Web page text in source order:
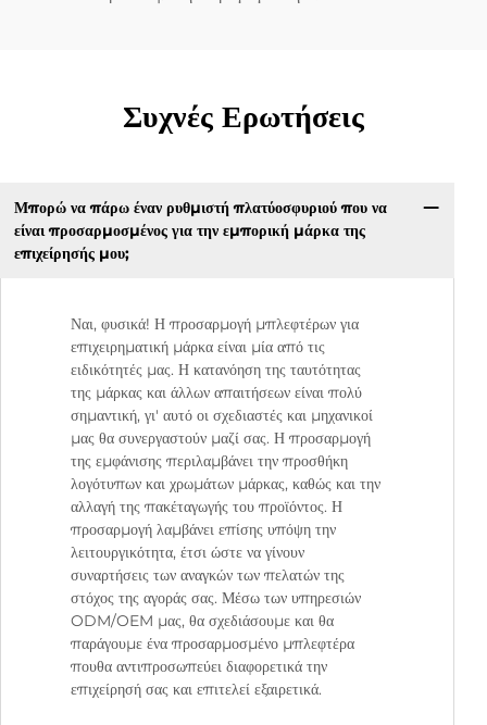
Συχνές Ερωτήσεις
Μπορώ να πάρω έναν ρυθμιστή πλατύοσφυριού που να
είναι προσαρμοσμένος για την εμπορική μάρκα της
επιχείρησής μου;
Ναι, φυσικά! Η προσαρμογή μπλεφτέρων για
επιχειρηματική μάρκα είναι μία από τις
ειδικότητές μας. Η κατανόηση της ταυτότητας
της μάρκας και άλλων απαιτήσεων είναι πολύ
σημαντική, γι' αυτό οι σχεδιαστές και μηχανικοί
μας θα συνεργαστούν μαζί σας. Η προσαρμογή
της εμφάνισης περιλαμβάνει την προσθήκη
λογότυπων και χρωμάτων μάρκας, καθώς και την
αλλαγή της πακέταγωγής του προϊόντος. Η
προσαρμογή λαμβάνει επίσης υπόψη την
λειτουργικότητα, έτσι ώστε να γίνουν
συναρτήσεις των αναγκών των πελατών της
στόχος της αγοράς σας. Μέσω των υπηρεσιών
ODM/OEM μας, θα σχεδιάσουμε και θα
παράγουμε ένα προσαρμοσμένο μπλεφτέρα
πουθα αντιπροσωπεύει διαφορετικά την
επιχείρησή σας και επιτελεί εξαιρετικά.